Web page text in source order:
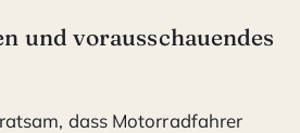
und vorausschauendes
dass Motorradfahrer